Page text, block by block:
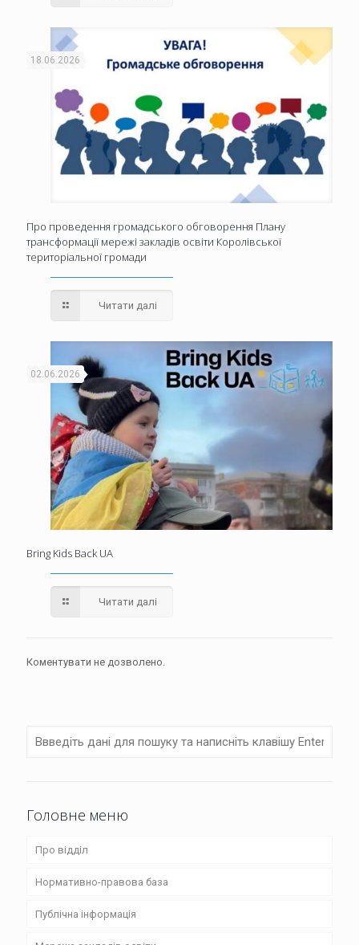
18.06.2026
Про проведення громадського обговорення Плану
трансформації мережі закладів освіти Королівської
територіальної громади
Читати далі
02.06.2026
Bring Kids Back UA
Читати далі
Коментувати не дозволено.
Головне меню
Про відділ
Структура
Положення
Нормативно-правова база
Закони
Публічна інформація